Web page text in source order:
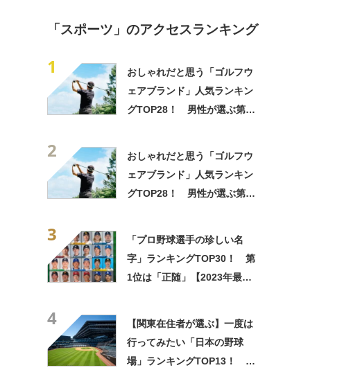
「スポーツ」のアクセスランキング
1
おしゃれだと思う「ゴルフウ
ェアブランド」人気ランキン
グTOP28！ 男性が選ぶ第1
2
おしゃれだと思う「ゴルフウ
ェアブランド」人気ランキン
グTOP28！ 男性が選ぶ第1
3
「プロ野球選手の珍しい名
字」ランキングTOP30！ 第
1位は「正随」【2023年最新
4
【関東在住者が選ぶ】一度は
行ってみたい「日本の野球
場」ランキングTOP13！ 第